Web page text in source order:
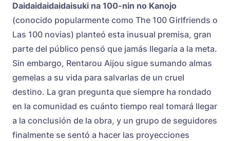
Daidaidaidaidaisuki na 100-nin no Kanojo
(conocido popularmente como The 100 Girlfriends o
Las 100 novias) planteó esta inusual premisa, gran
parte del público pensó que jamás llegaría a la meta.
Sin embargo, Rentarou Aijou sigue sumando almas
gemelas a su vida para salvarlas de un cruel
destino. La gran pregunta que siempre ha rondado
en la comunidad es cuánto tiempo real tomará llegar
a la conclusión de la obra, y un grupo de seguidores
finalmente se sentó a hacer las proyecciones